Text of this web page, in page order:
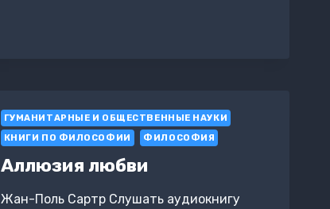
ГУМАНИТАРНЫЕ И ОБЩЕСТВЕННЫЕ НАУКИ
КНИГИ ПО ФИЛОСОФИИ
ФИЛОСОФИЯ
Аллюзия любви
Жан-Поль Сартр Слушать аудиокнигу